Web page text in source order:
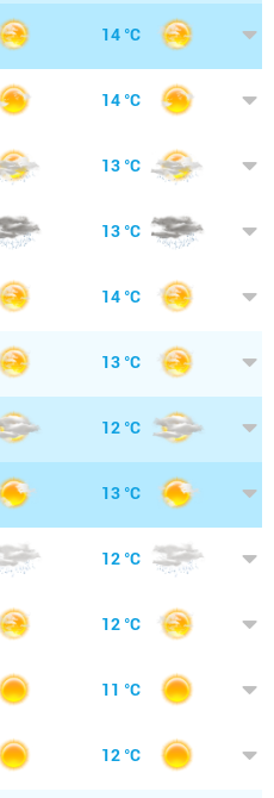
14 °C
14 °C
13 °C
13 °C
14 °C
13 °C
12 °C
13 °C
12 °C
12 °C
11 °C
12 °C